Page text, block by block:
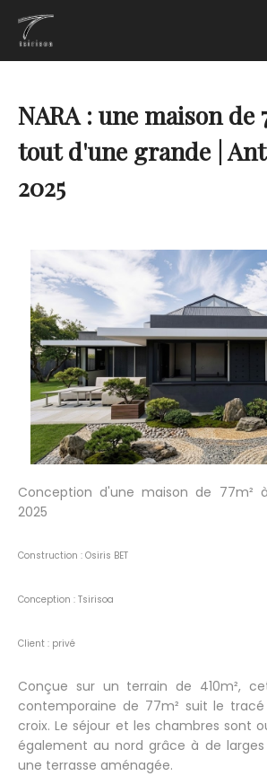
NARA : une maison de
tout d'une grande |
2025
Conception d'une maison de 77m²
2025
Construction : Osiris BET
Conception : Tsirisoa
Client : privé
Conçue sur un terrain de 410m²,
contemporaine de 77m² suit le
croix. Le séjour et les chambres sont
également au nord grâce à de
une terrasse aménagée.